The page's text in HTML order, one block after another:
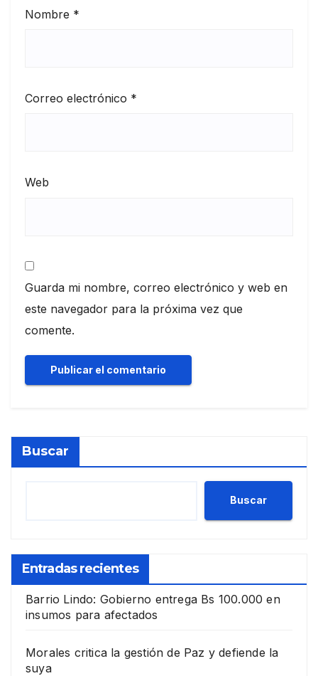
Nombre *
Correo electrónico *
Web
Guarda mi nombre, correo electrónico y web en
este navegador para la próxima vez que
comente.
Buscar
Buscar
Entradas recientes
Barrio Lindo: Gobierno entrega Bs 100.000 en
insumos para afectados
Morales critica la gestión de Paz y defiende la
suya